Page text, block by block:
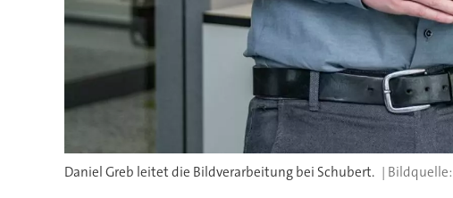
Daniel Greb leitet die Bildverarbeitung bei Schubert.